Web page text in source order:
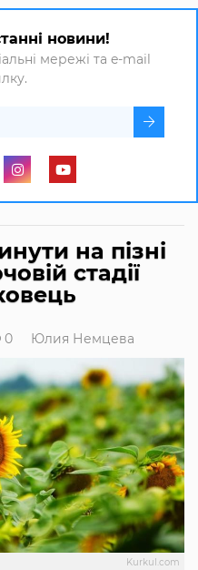
новини!
мережі та e-mail
на пізні
стадії
0 Юлия Немцева
Kurkul.com